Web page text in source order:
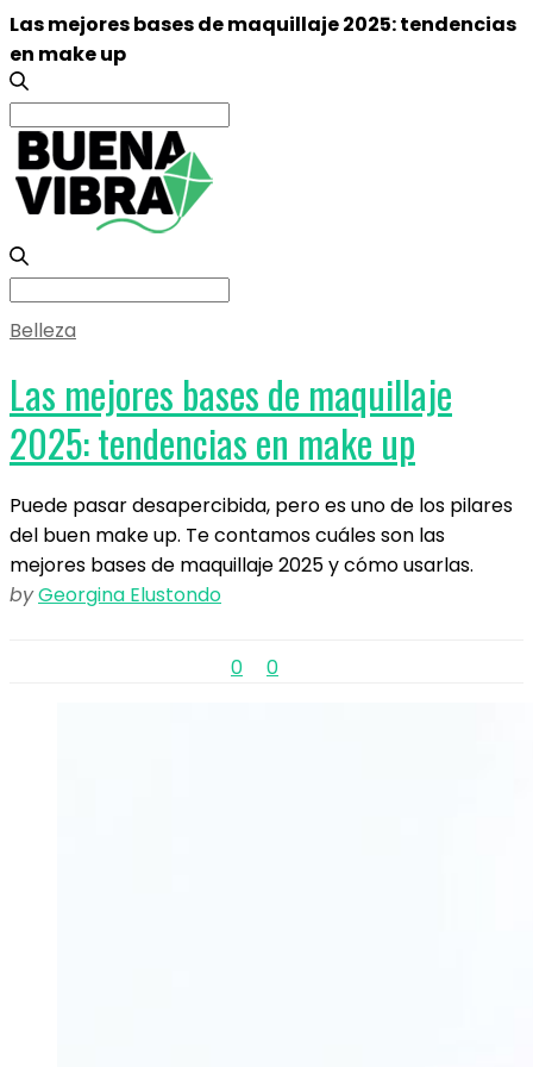
Las mejores bases de maquillaje 2025: tendencias
en make up
Search
for:
Search
Belleza
Las mejores bases de maquillaje
2025: tendencias en make up
Puede pasar desapercibida, pero es uno de los pilares
del buen make up. Te contamos cuáles son las
mejores bases de maquillaje 2025 y cómo usarlas.
byGeorgina Elustondo
0 0